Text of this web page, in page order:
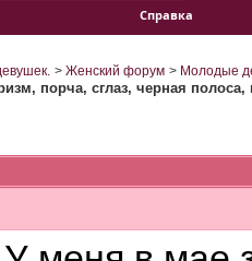
Справка
> Женский форум > Молодые
порча, сглаз, черная полоса,